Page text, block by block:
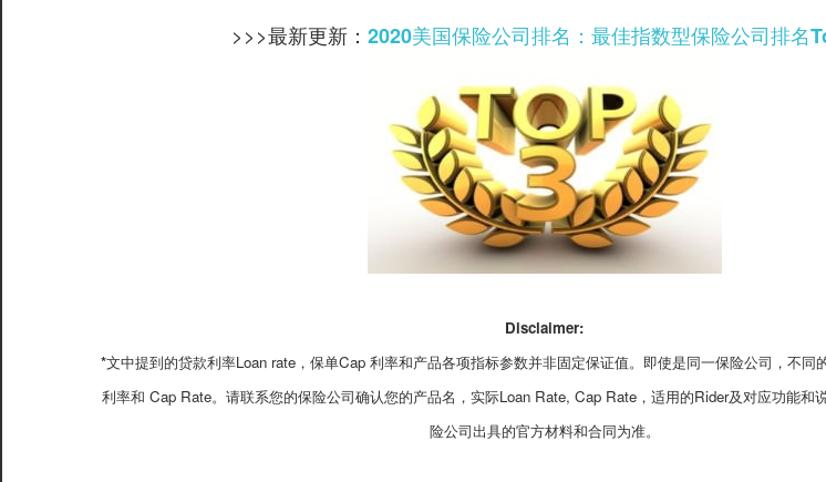
>>>最新更新：2020美国保险公司排名：最佳指数型保险公司排名
Disclaimer:
*文中提到的贷款利率Loan rate，保单Cap 利率和产品各项指标参数并非固定保证值。即使是同一保险公司，不同
利率和 Cap Rate。请联系您的保险公司确认您的产品名，实际Loan Rate, Cap Rate，适用的Rider及对应功能和
险公司出具的官方材料和合同为准。